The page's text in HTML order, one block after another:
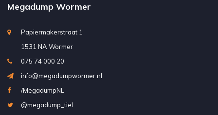
Megadump Wormer
Papiermakerstraat 1
1531 NA Wormer
075 74 000 20
info@megadumpwormer.nl
/MegadumpNL
@megadump_tiel